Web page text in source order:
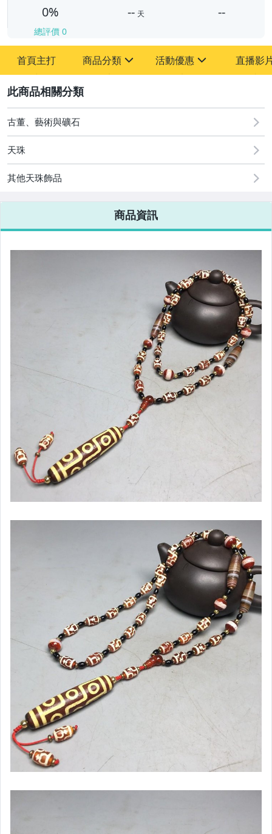
-
0%
總評價 0
-- 天 --
首頁主打 商品分類
其它
活動優惠
[全店] 追蹤本賣場立減60元【粉絲轉享】
直播影
古董、藝術與礦石
天珠
其他天珠飾品
商品資訊